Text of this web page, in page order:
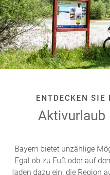
ENTDECKEN SIE
Bayern bietet unzählige
Egal ob zu Fuß oder auf
laden dazu ein, die Region